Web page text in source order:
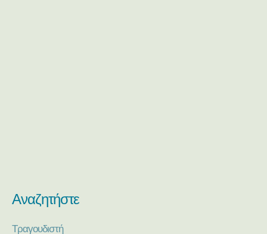
Αναζητήστε
Τραγουδιστή